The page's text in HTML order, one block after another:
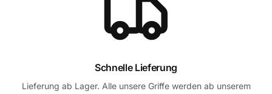
Schnelle Lieferung
Lieferung ab Lager. Alle unsere Griffe werden ab unserem